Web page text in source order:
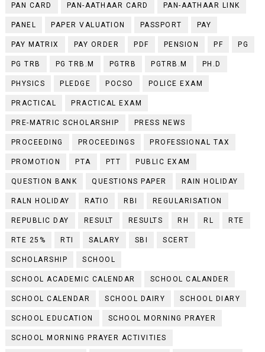
PAN CARD PAN-AATHAAR CARD PAN-AATHAAR LINK
PANEL PAPER VALUATION PASSPORT PAY
PAY MATRIX PAY ORDER PDF PENSION PF PG
PG TRB PG TRB.M PGTRB PGTRB.M PH.D
PHYSICS PLEDGE POCSO POLICE EXAM
PRACTICAL PRACTICAL EXAM
PRE-MATRIC SCHOLARSHIP PRESS NEWS
PROCEEDING PROCEEDINGS PROFESSIONAL TAX
PROMOTION PTA PTT PUBLIC EXAM
QUESTION BANK QUESTIONS PAPER RAIN HOLIDAY
RALN HOLIDAY RATIO RBI REGULARISATION
REPUBLIC DAY RESULT RESULTS RH RL RTE
RTE 25% RTI SALARY SBI SCERT
SCHOLARSHIP SCHOOL
SCHOOL ACADEMIC CALENDAR SCHOOL CALANDER
SCHOOL CALENDAR SCHOOL DAIRY SCHOOL DIARY
SCHOOL EDUCATION SCHOOL MORNING PRAYER
SCHOOL MORNING PRAYER ACTIVITIES